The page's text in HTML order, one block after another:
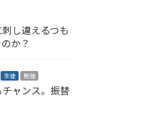
し違えるつも
か？
生徒 勉強
ャンス。振替